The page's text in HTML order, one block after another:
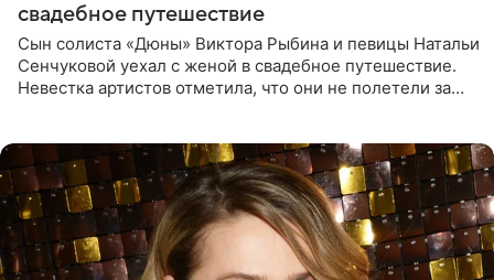
свадебное путешествие
Сын солиста «Дюны» Виктора Рыбина и певицы Натальи
Сенчуковой уехал с женой в свадебное путешествие.
Невестка артистов отметила, что они не полетели за